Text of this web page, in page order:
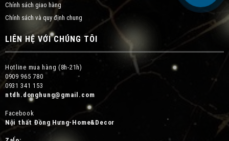
Chính sách giao hàng
Chính sách và quy định chung
LIÊN HỆ VỚI CHÚNG TÔI
Hotline mua hàng (8h-21h)
0909 965 780
0931 341 153
ntdh.donghung@gmail.com
Facebook
Nội thất Đồng Hưng-Home&Decor